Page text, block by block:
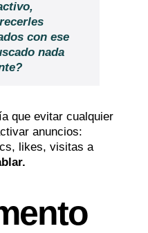
con ese
nada
que evitar cualquier
anuncios:
likes, visitas a